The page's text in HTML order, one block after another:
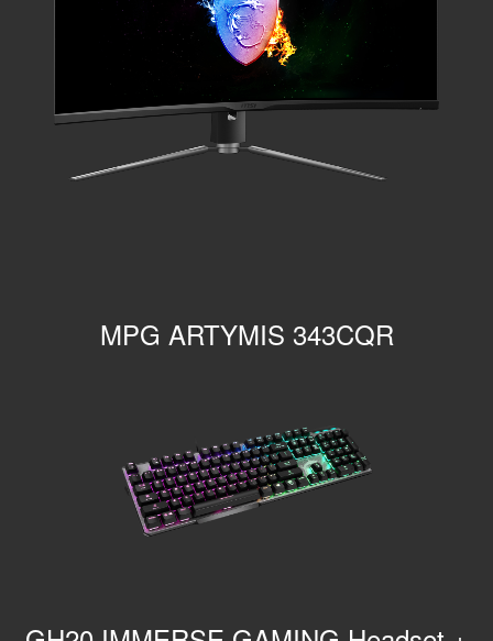
MPG ARTYMIS 343CQR